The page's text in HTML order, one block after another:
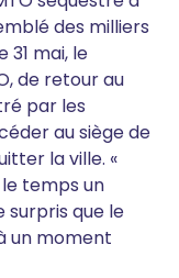
des milliers
31 mai, le
de retour au
par les
au siège de
la ville. «
temps un
surpris que le
un moment